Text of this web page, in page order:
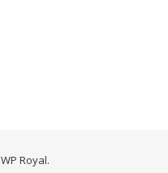
WP Royal.